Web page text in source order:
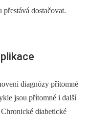
dostačovat.
diagnózy přítomné
jsou přítomné i další
diabetické